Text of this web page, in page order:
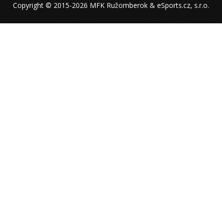
Copyright © 2015-2026 MFK Ružomberok & eSports.cz, s.r.o.